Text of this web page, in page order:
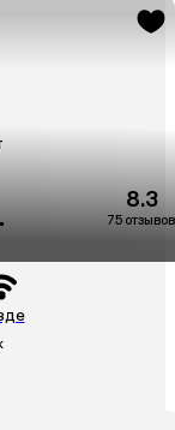
8.3
75 отзывов